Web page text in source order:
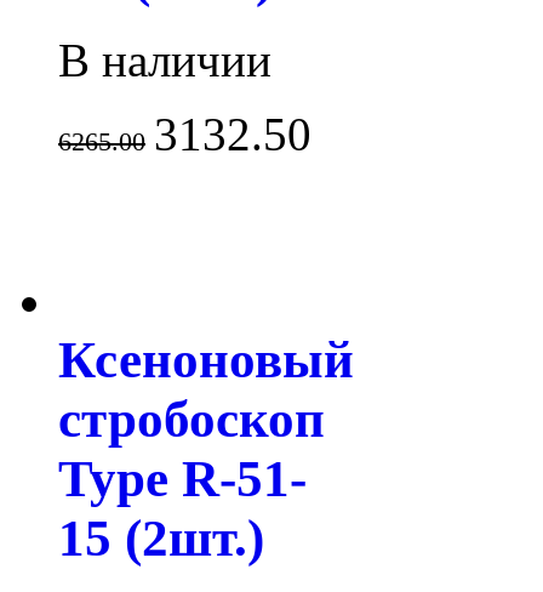
В наличии
6265.00 3132.50
Ксеноновый
стробоскоп
Type R-51-
15 (2шт.)